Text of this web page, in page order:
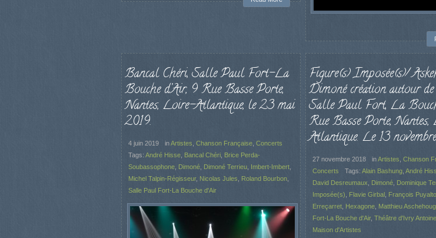
Bancal Chéri, Salle Paul Fort-La
Bouche d’Air, 9 Rue Basse Porte,
Nantes, Loire-Atlantique, le 23 mai
2019.
4 juin 2019 inArtistes Chanson Française Concerts
Tags: André Hisse Bancal Chéri Brice Perda-
Soubassophone Dimoné Dimoné Terrieu Imbert-Imbert
Michel Talpin-Régisseur, Nicolas Jules Roland Bourbon
Salle Paul Fort-La Bouche d'Air
Figure(s) Imposée(s)/
Dimoné création autour
Salle Paul Fort, La
Rue Basse Porte,
Atlantique. Le 13
27 novembre 2018 inArtistes Chanson
Concerts
Tags: Alain Bashung, André
David Desreumaux
Dimoné, Dominique
Imposée(s)
Flavie Girbal, François Puyalto
Erreçarret, Hexagone, Matthieu Aschehoug,
Fort-La Bouche d'Air, Théâtre d'Ivry
Maison d'Artistes